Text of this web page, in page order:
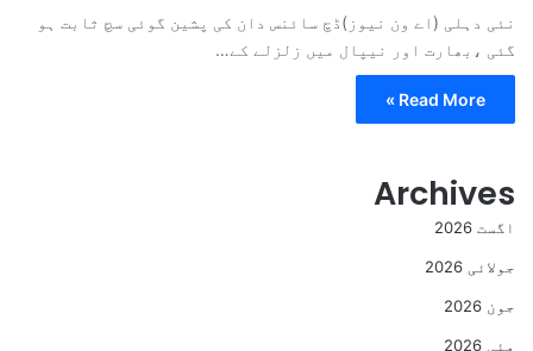
نئی دہلی (اے ون نیوز)ڈچ سائنس دان کی پشین گوئی سچ ثابت ہو
گئی ،بھارت اور نیپال میں زلزلے کے…
Read More »
Archives
اگست 2026
جولائی 2026
جون 2026
مئی 2026